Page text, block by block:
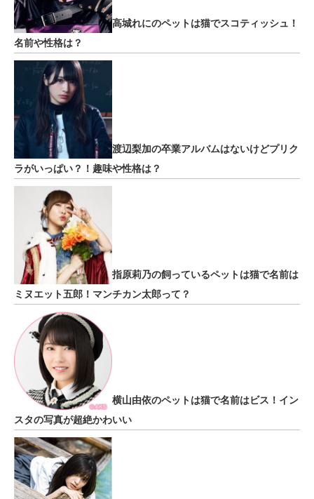
高城れにのペットは猫でスコティッシュ！
名前や性格は？
渡辺梨加の卒業アルバムはないけどプリク
ラがいっぱい？！趣味や性格は？
指原莉乃の飼っているペットは猫で名前は
ミヌエット五郎！マンチカン太郎って？
横山由依のペットは猫で名前はビス！イン
スタの写真が超絶かわいい